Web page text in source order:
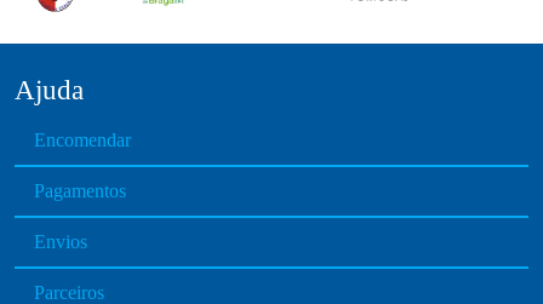
Ajuda
Encomendar
Pagamentos
Envios
Parceiros